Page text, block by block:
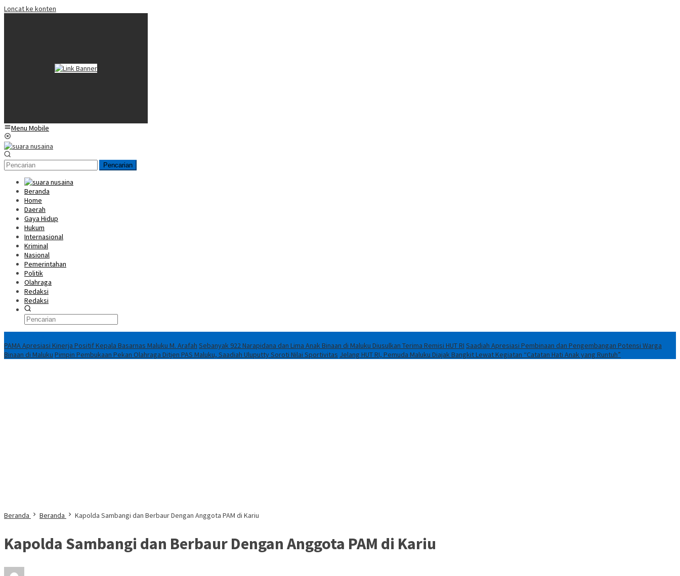
Loncat ke konten
Menu Mobile
Pencarian
Beranda
Home
Daerah
Gaya Hidup
Hukum
Internasional
Kriminal
Nasional
Pemerintahan
Politik
Olahraga
Redaksi
Redaksi
PAMA Apresiasi Kinerja Positif Kepala Basarnas Maluku M. Arafah Sebanyak 922 Narapidana dan Lima Anak Binaan di Maluku Diusulkan Terima Remisi HUT RI Saadiah Apresiasi Pembinaan dan Pengembangan Potensi Warga
Binaan di Maluku Pimpin Pembukaan Pekan Olahraga Ditjen PAS Maluku, Saadiah Uluputty Soroti Nilai Sportivitas Jelang HUT RI, Pemuda Maluku Diajak Bangkit Lewat Kegiatan “Catatan Hati Anak yang Runtuh”
Beranda Beranda Kapolda Sambangi dan Berbaur Dengan Anggota PAM di Kariu
Kapolda Sambangi dan Berbaur Dengan Anggota PAM di Kariu